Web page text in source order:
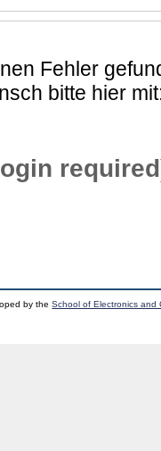
Fehler
bitte hier
by theSchool of Electronics and